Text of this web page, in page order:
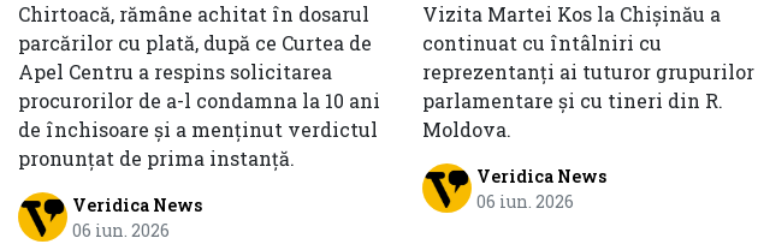
Chirtoacă, rămâne achitat în dosarul
parcărilor cu plată, după ce Curtea de
Apel Centru a respins solicitarea
procurorilor de a-l condamna la 10 ani
de închisoare și a menținut verdictul
pronunțat de prima instanță.
Veridica News
06 iun. 2026
Vizita Martei Kos la Chișinău a
continuat cu întâlniri cu
reprezentanți ai tuturor grupurilor
parlamentare și cu tineri din R.
Moldova.
Veridica News
06 iun. 2026